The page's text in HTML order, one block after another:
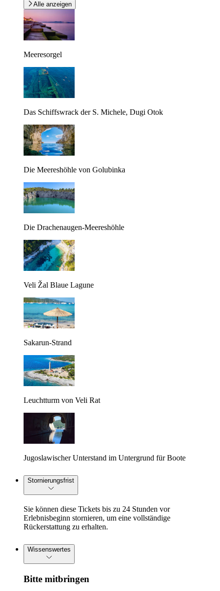
Alle anzeigen
Meeresorgel
Das Schiffswrack der S. Michele, Dugi Otok
Die Meereshöhle von Golubinka
Die Drachenaugen-Meereshöhle
Veli Žal Blaue Lagune
Sakarun-Strand
Leuchtturm von Veli Rat
Jugoslawischer Unterstand im Untergrund für Boote
Stornierungsfrist
Sie können diese Tickets bis zu 24 Stunden vor
Erlebnisbeginn stornieren, um eine vollständige
Rückerstattung zu erhalten.
Wissenswertes
Bitte mitbringen